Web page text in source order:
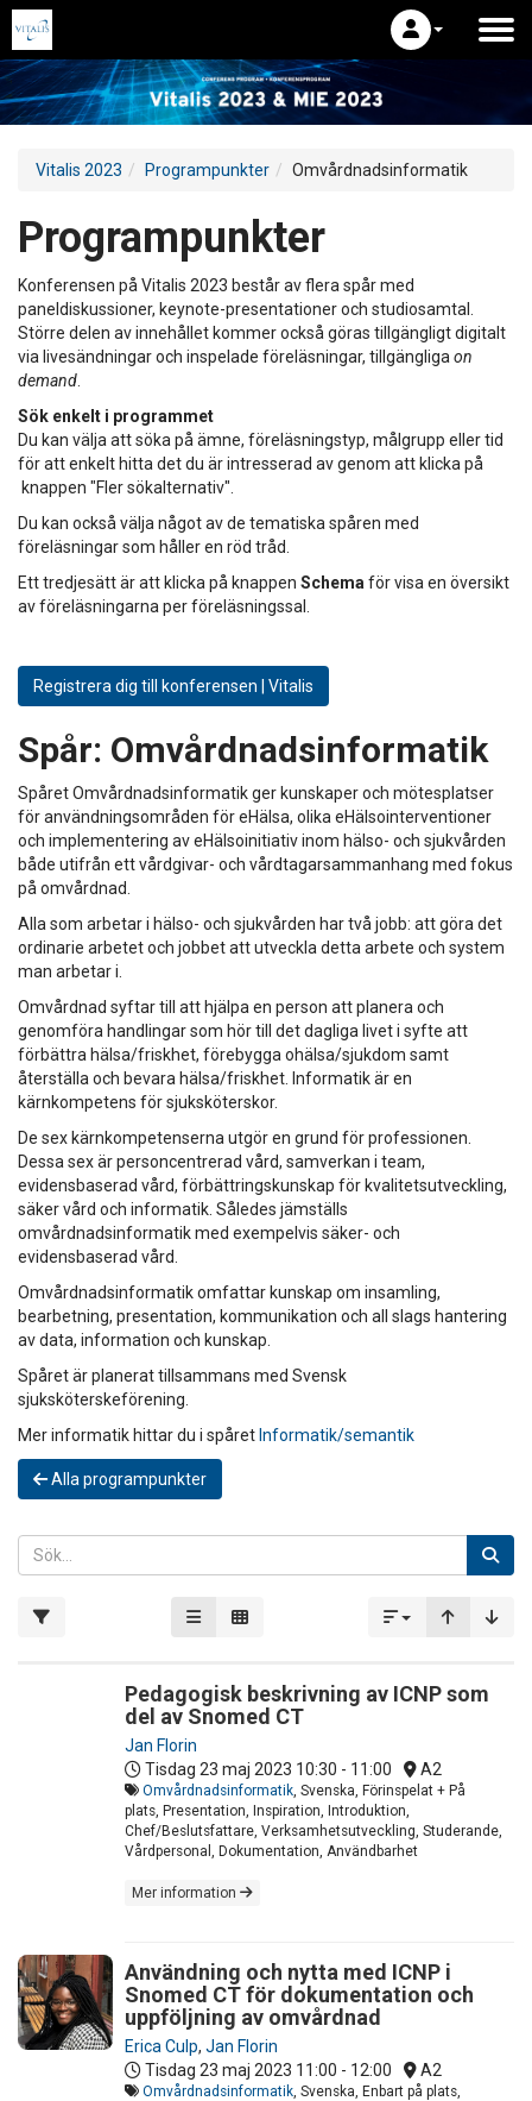
Vitalis 2023 Programpunkter Omvårdnadsinformatik
Programpunkter
Konferensen på Vitalis 2023 består av flera spår med
paneldiskussioner, keynote-presentationer och studiosamtal.
Större delen av innehållet kommer också göras tillgängligt digitalt
via livesändningar och inspelade föreläsningar, tillgängliga on
demand
Sök enkelt i programmet
Du kan välja att söka på ämne, föreläsningstyp, målgrupp eller tid
för att enkelt hitta det du är intresserad av genom att klicka på
knappen "Fler sökalternativ".
Du kan också välja något av de tematiska spåren med
föreläsningar som håller en röd tråd.
Ett tredjesätt är att klicka på knappen Schema för visa en översikt
av föreläsningarna per föreläsningssal.
Registrera dig till konferensen | Vitalis
Spår: Omvårdnadsinformatik
Spåret Omvårdnadsinformatik ger kunskaper och mötesplatser
för användningsområden för eHälsa, olika eHälsointerventioner
och implementering av eHälsoinitiativ inom hälso- och sjukvården
både utifrån ett vårdgivar- och vårdtagarsammanhang med fokus
på omvårdnad.
Alla som arbetar i hälso- och sjukvården har två jobb: att göra det
ordinarie arbetet och jobbet att utveckla detta arbete och system
man arbetar i.
Omvårdnad syftar till att hjälpa en person att planera och
genomföra handlingar som hör till det dagliga livet i syfte att
förbättra hälsa/friskhet, förebygga ohälsa/sjukdom samt
återställa och bevara hälsa/friskhet. Informatik är en
kärnkompetens för sjuksköterskor.
De sex kärnkompetenserna utgör en grund för professionen.
Dessa sex är personcentrerad vård, samverkan i team,
evidensbaserad vård, förbättringskunskap för kvalitetsutveckling,
säker vård och informatik. Således jämställs
omvårdnadsinformatik med exempelvis säker- och
evidensbaserad vård.
Omvårdnadsinformatik omfattar kunskap om insamling,
bearbetning, presentation, kommunikation och all slags hantering
av data, information och kunskap.
Spåret är planerat tillsammans med Svensk
sjuksköterskeförening.
Mer informatik hittar du i spåret Informatik/semantik
Alla programpunkter
Pedagogisk beskrivning av ICNP som
del av Snomed CT
Jan Florin
Tisdag 23 maj 2023 10:30 - 11:00 A2
Omvårdnadsinformatik , Svenska, Förinspelat + På
plats, Presentation, Inspiration, Introduktion,
Chef/Beslutsfattare, Verksamhetsutveckling, Studerande,
Vårdpersonal, Dokumentation, Användbarhet
Mer information
Användning och nytta med ICNP i
Snomed CT för dokumentation och
uppföljning av omvårdnad
Erica Culp, Jan Florin
Tisdag 23 maj 2023 11:00 - 12:00 A2
Omvårdnadsinformatik , Svenska, Enbart på plats,